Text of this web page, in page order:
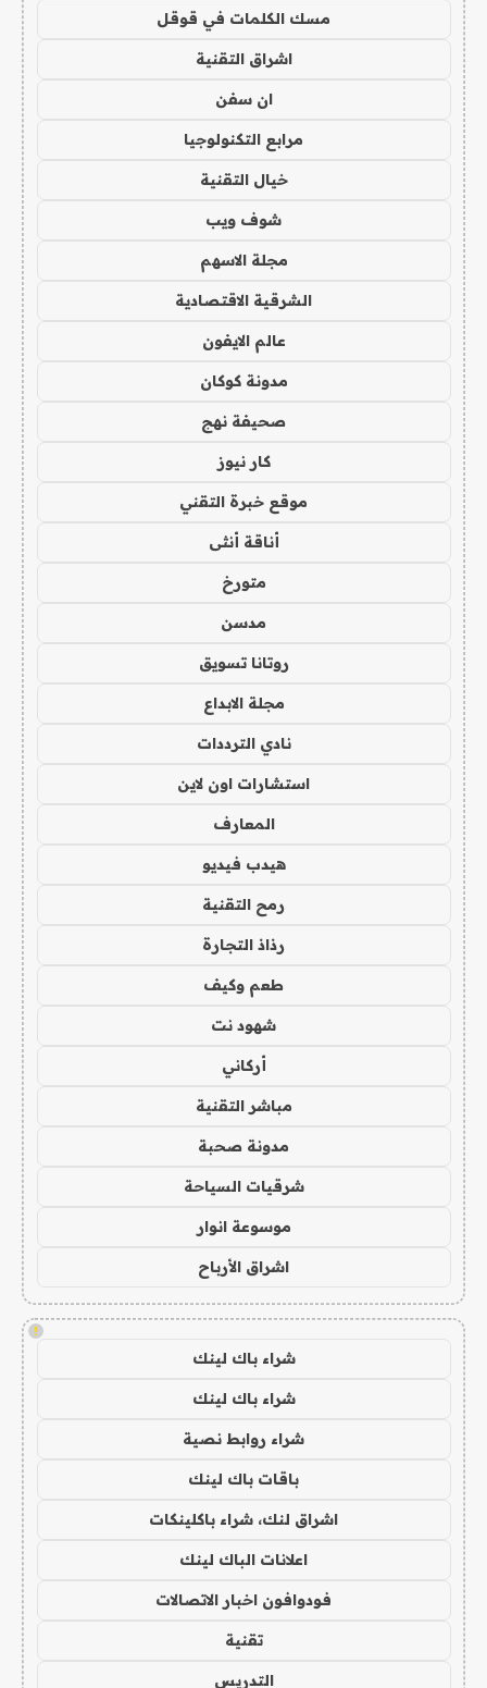
مسك الكلمات في قوقل
اشراق التقنية
ان سفن
مرابع التكنولوجيا
خيال التقنية
شوف ويب
مجلة الاسهم
الشرقية الاقتصادية
عالم الايفون
مدونة كوكان
صحيفة نهج
كار نيوز
موقع خبرة التقني
أناقة أنثى
متورخ
مدسن
روتانا تسويق
مجلة الابداع
نادي الترددات
استشارات اون لاين
المعارف
هيدب فيديو
رمح التقنية
رذاذ التجارة
طعم وكيف
شهود نت
أركاني
مباشر التقنية
مدونة صحبة
شرقيات السياحة
موسوعة انوار
اشراق الأرباح
!
شراء باك لينك
شراء باك لينك
شراء روابط نصية
باقات باك لينك
اشراق لنك، شراء باكلينكات
اعلانات الباك لينك
فودوافون اخبار الاتصالات
تقنية
التدريس